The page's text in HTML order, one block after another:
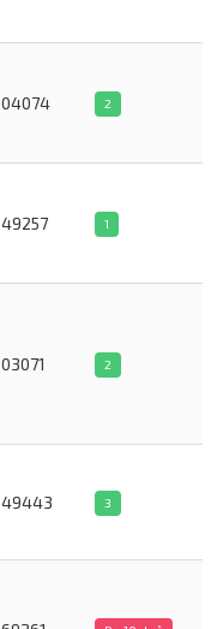
04074 2
49257 1
03071 2
49443 3